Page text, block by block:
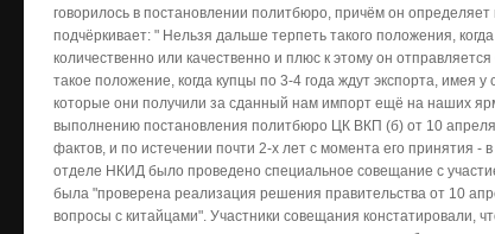
говорилось в постановлении политбюро, причём он
подчёркивает: " Нельзя дальше терпеть такого положения,
количественно или качественно и плюс к этому он
такое положение, когда купцы по 3-4 года ждут экспорта, имея
которые они получили за сданный нам импорт ещё на наших
выполнению постановления политбюро ЦК ВКП (б) от 10
фактов, и по истечении почти 2-х лет с момента его принятия -
отделе НКИД было проведено специальное совещание с
была "проверена реализация решения правительства от 10
вопросы с китайцами". Участники совещания констатировали,